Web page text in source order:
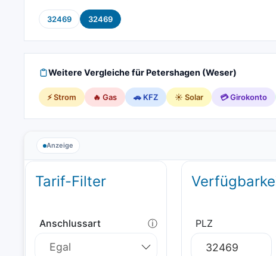
32469 32469
Weitere Vergleiche für Petershagen (Weser)
⚡ Strom 🔥 Gas 🚗 KFZ ☀️ Solar 💳 Girokonto
Anzeige